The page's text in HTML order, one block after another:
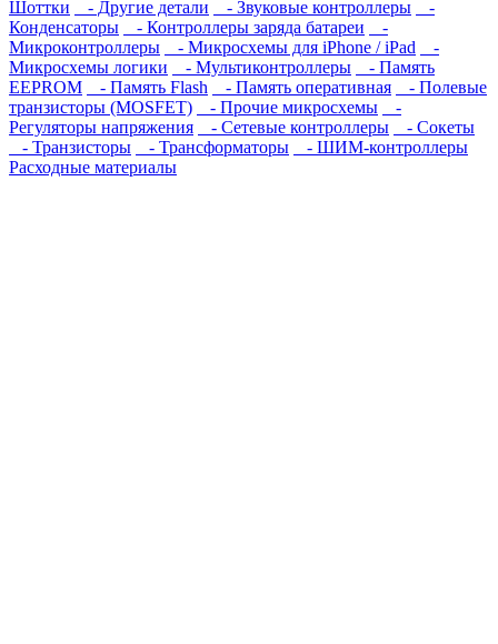
Шоттки - Другие детали - Звуковые контроллеры
-
Конденсаторы
- Контроллеры заряда батареи
-
Микроконтроллеры
- Микросхемы для iPhone / iPad
-
Микросхемы логики
- Мультиконтроллеры
- Память
EEPROM
- Память Flash - Память оперативная
- Полевые
транзисторы (MOSFET)
- Прочие микросхемы
-
Регуляторы напряжения
- Сетевые контроллеры
- Сокеты
- Транзисторы
- Трансформаторы
- ШИМ-контроллеры
Расходные материалы